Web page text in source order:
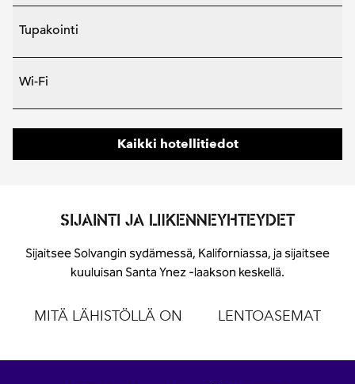
Tupakointi
Wi-Fi
Kaikki hotellitiedot
SIJAINTI JA LIIKENNEYHTEYDET
Sijaitsee Solvangin sydämessä, Kaliforniassa, ja sijaitsee
kuuluisan Santa Ynez -laakson keskellä.
MITÄ LÄHISTÖLLÄ ON LENTOASEMAT